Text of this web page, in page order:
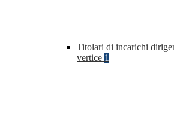
Titolari di incarichi
vertice 1